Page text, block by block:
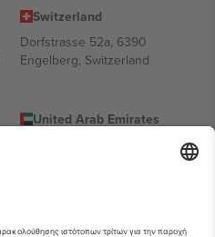
Switzerland
Dorfstrasse 52a, 6390
Engelberg, Switzerland
United Arab Emirates
UAE Dubai Silicon Oasis, DDP
Building A1, Office 302, Dubai,